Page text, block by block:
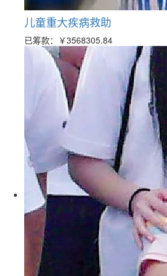
儿童重大疾病救助
已筹款： ￥3568305.84